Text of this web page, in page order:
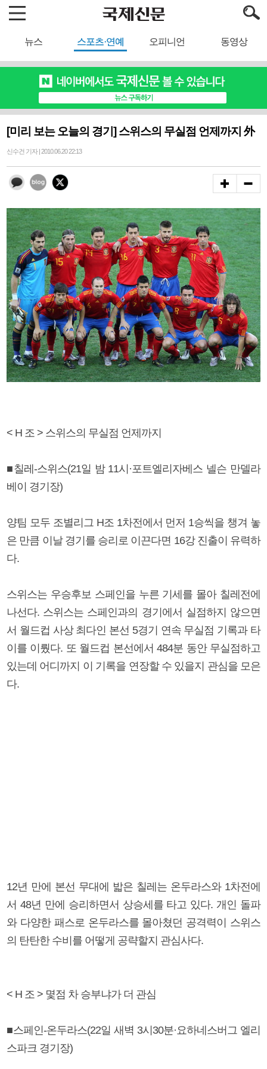
뉴스 스포츠·연예 오피니언 동영상
[미리 보는 오늘의 경기] 스위스의 무실점 언제까지 外
신수건 기자 | 2010.06.20 22:13
< H 조 > 스위스의 무실점 언제까지
■칠레-스위스(21일 밤 11시·포트엘리자베스 넬슨 만델라
베이 경기장)
양팀 모두 조별리그 H조 1차전에서 먼저 1승씩을 챙겨 놓
은 만큼 이날 경기를 승리로 이끈다면 16강 진출이 유력하
다.
스위스는 우승후보 스페인을 누른 기세를 몰아 칠레전에
나선다. 스위스는 스페인과의 경기에서 실점하지 않으면
서 월드컵 사상 최다인 본선 5경기 연속 무실점 기록과 타
이를 이뤘다. 또 월드컵 본선에서 484분 동안 무실점하고
있는데 어디까지 이 기록을 연장할 수 있을지 관심을 모은
다.
12년 만에 본선 무대에 밟은 칠레는 온두라스와 1차전에
서 48년 만에 승리하면서 상승세를 타고 있다. 개인 돌파
와 다양한 패스로 온두라스를 몰아쳤던 공격력이 스위스
의 탄탄한 수비를 어떻게 공략할지 관심사다.
< H 조 > 몇점 차 승부냐가 더 관심
■스페인-온두라스(22일 새벽 3시30분·요하네스버그 엘리
스파크 경기장)